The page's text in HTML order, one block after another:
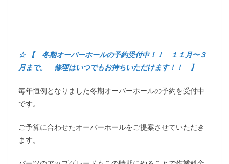
☆ 【 冬期オーバーホールの予約受付中！！ １１月〜３
月まで。 修理はいつでもお持ちいただけます！！ 】
毎年恒例となりました冬期オーバーホールの予約を受付中
です。
ご予算に合わせたオーバーホールをご提案させていただき
ます。